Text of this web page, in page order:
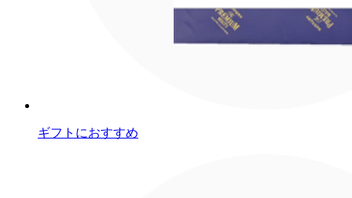
ギフトにおすすめ